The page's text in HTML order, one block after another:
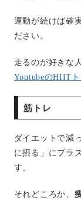
運動が続けば確
ださい。
走るのが好きな
YoutubeのHIIT
筋トレ
ダイエットで減
に摂る」にプラ
す。
それどころか、